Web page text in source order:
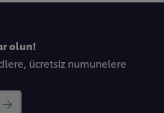
olun!
ücretsiz numunelere